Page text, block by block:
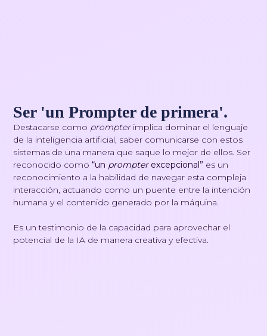
Ser 'un Prompter de primera'.
Destacarse como prompterimplica dominar el lenguaje
de la inteligencia artificial, saber comunicarse con estos
sistemas de una manera que saque lo mejor de ellos. Ser
reconocido como“un prompterexcepcional” es un
reconocimiento a la habilidad de navegar esta compleja
interacción, actuando como un puente entre la intención
humana y el contenido generado por la máquina.
Es un testimonio de la capacidad para aprovechar el
potencial de la IA de manera creativa y efectiva.